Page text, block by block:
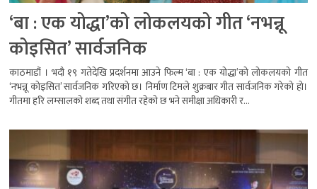
‘बा : एक योद्धा’को लोकलयको गीत ‘नभन्नू
कोइसित’ सार्वजनिक
काठमाडौं । भदौ १९ गतेदेखि प्रदर्शनमा आउने फिल्म ‘बा : एक योद्धा’को लोकलयको गीत
‘नभन्नू कोइसित’ सार्वजनिक गरिएको छ। निर्माण टिमले शुक्रबार गीत सार्वजनिक गरेको हो।
गीतमा हरि लम्सालको शब्द तथा संगीत रहेको छ भने समीक्षा अधिकारी र...